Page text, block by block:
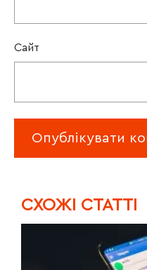
Сайт
CХОЖІ СТАТТІ